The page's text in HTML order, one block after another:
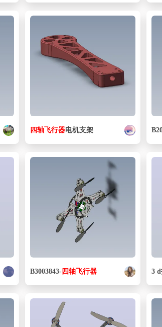
四轴飞行器电机支架
B3003843-四轴飞行器 3